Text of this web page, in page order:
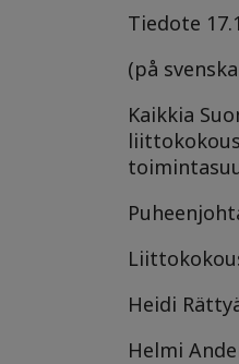
Tiedote
(på
Kaikkia
Heidi
Helmi